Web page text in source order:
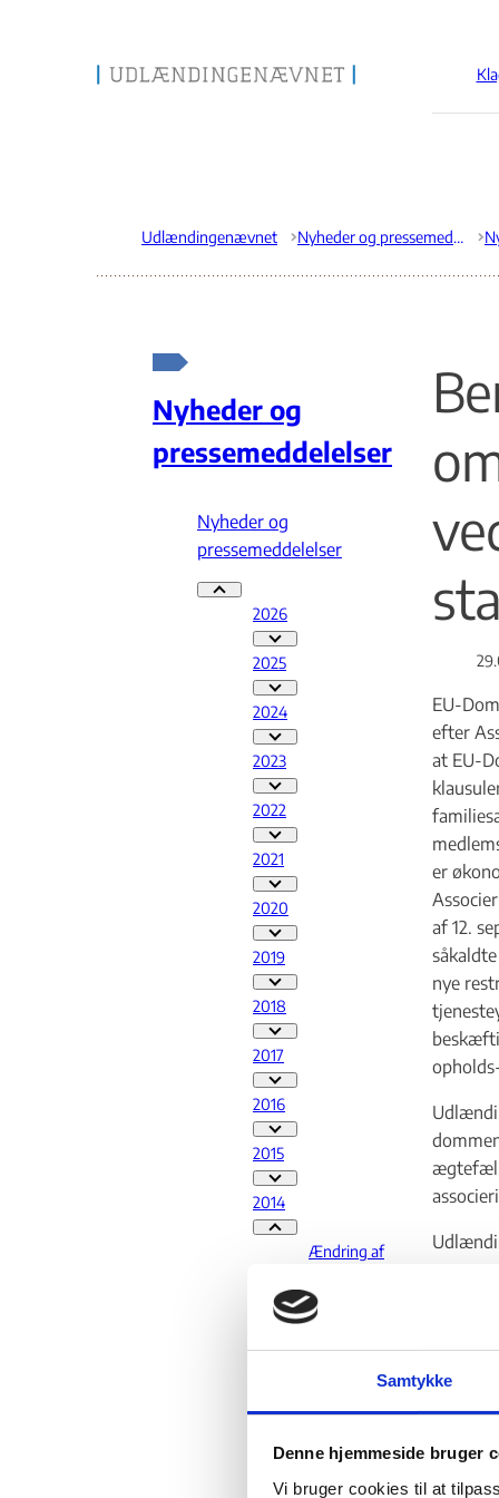
Samtykke
Denne hjemmeside bruger
Vi bruger cookies til at
Gå til forsiden
Udlændingenævnet Nyheder og pressemeddelelser
Nyheder og
pressemeddelelser
Nyheder og
pressemeddelelser
Nyheder og pressemeddelelser - Flere links
2026
2026 - Flere links
2025
2025 - Flere links
2024
2024 - Flere links
2023
2023 - Flere links
2022
2022 - Flere links
2021
2021 - Flere links
2020
2020 - Flere links
2019
2019 - Flere links
2018
2018 - Flere links
2017
2017 - Flere links
2016
2016 - Flere links
2015
2015 - Flere links
2014
2014 - Flere links
Ændring af
så vidt angår
udlændingel
stk. 3, nr. 1
(forståelsen
ophold)
Udlændinge
nævnet
genoptager
EU-
efter
at EU-
er
af 12.
nye
De
ikke.